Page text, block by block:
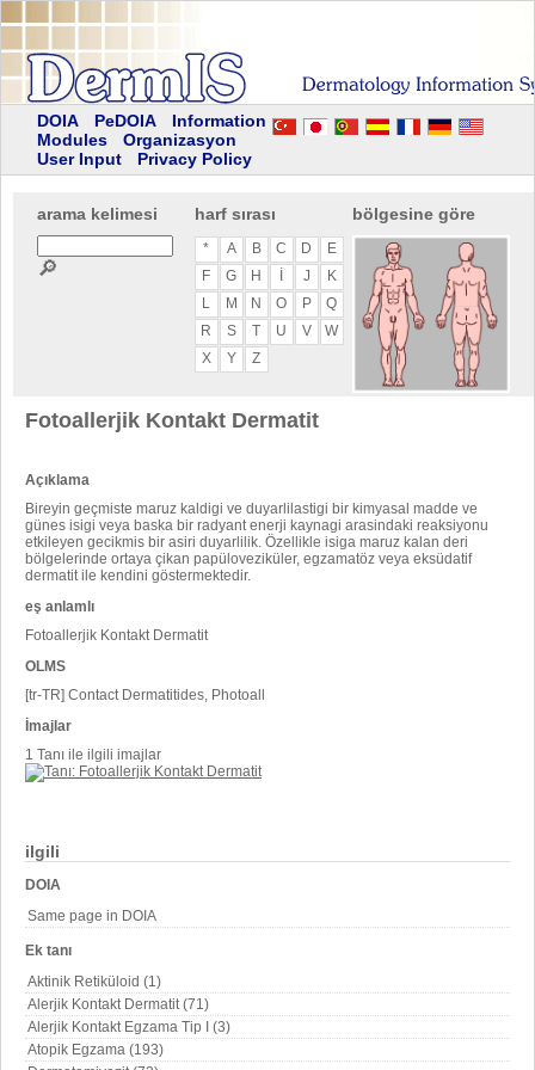
DOIA PeDOIA
Information
Modules
Organizasyon
User Input
Privacy Policy
arama kelimesi
🔎
harf sırası
* A B C D
E
F
G H J
K
L
M N O P
Q
R
S T U V
W
X
Y Z
bölgesine göre
ilgili
DOIA
Same page in DOIA
Ek tanı
Aktinik Retiküloid (1)
Alerjik Kontakt Dermatit (71)
Alerjik Kontakt Egzama Tip I (3)
Atopik Egzama (193)
Fotoallerjik Kontakt Dermatit
Açıklama
Bireyin geçmiste maruz kaldigi ve duyarlilastigi bir kimyasal madde ve
günes isigi veya baska bir radyant enerji kaynagi arasindaki reaksiyonu
etkileyen gecikmis bir asiri duyarlilik. Özellikle isiga maruz kalan deri
bölgelerinde ortaya çikan papüloveziküler, egzamatöz veya eksüdatif
dermatit ile kendini göstermektedir.
eş anlamlı
Fotoallerjik Kontakt Dermatit
OLMS
[tr-TR] Contact Dermatitides, Photoall
İmajlar
1 Tanı ile ilgili imajlar